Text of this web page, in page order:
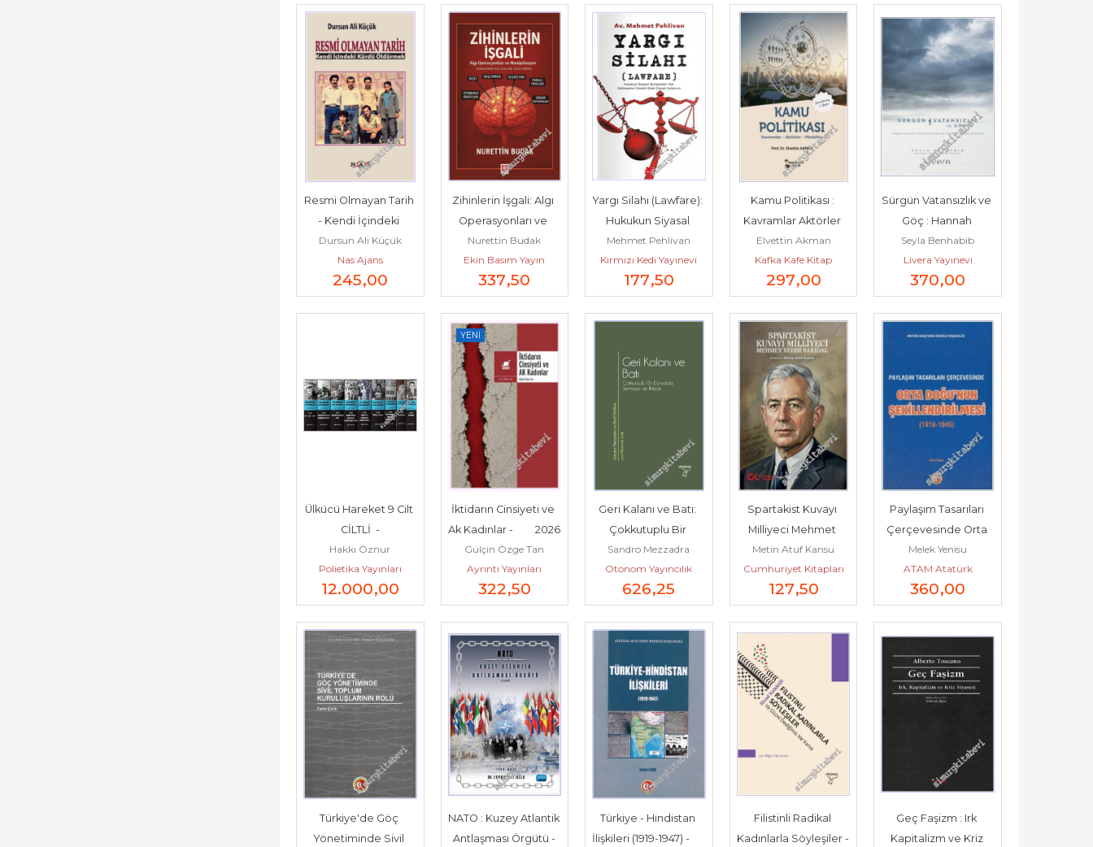
Resmi Olmayan Tarih
- Kendi İçindeki
Kürdü Öldürmek -
Dursun Ali Küçük
Nas Ajans
245,00
Zihinlerin İşgali: Algı
Operasyonları ve
Manipülasyon -
2026
Nurettin Budak
Ekin Basım Yayın
337,50
Yargı Silahı (Lawfare):
Hukukun Siyasal
Muhalefetin Yok
Edilmesine...
Mehmet Pehlivan
Kırmızı Kedi Yayınevi
177,50
Kamu Politikası :
Kavramlar Aktörler
Modeller -        2026
Elvettin Akman
Kafka Kafe Kitap
Yayınları
297,00
Sürgün Vatansızlık ve
Göç : Hannah
Arendt'ten Isaiah
Berlin'e Tarihle...
Seyla Benhabib
Livera Yayınevi
370,00
Ülkücü Hareket 9 Cilt
CİLTLİ  -
Hakkı Öznur
Polietika Yayınları
12.000,00
YENI
İktidarın Cinsiyeti ve
Ak Kadınlar -         2026
Gülçin Özge Tan
Ayrıntı Yayınları
322,50
Geri Kalanı ve Batı:
Çokkutuplu Bir
Dünyada Sermaye
ve İktidar -
Sandro Mezzadra
Otonom Yayıncılık
626,25
Spartakist Kuvayı
Milliyeci Mehmet
Vehbi Sarıdal -
Metin Atuf Kansu
Cumhuriyet Kitapları
127,50
Paylaşım Tasarıları
Çerçevesinde Orta
Doğu'nun
Şekillenmesi (1918 -...
Melek Yenisu
ATAM Atatürk
Araştırma Merkezi
360,00
Türkiye'de Göç
Yönetiminde Sivil
NATO : Kuzey Atlantik
Antlaşması Örgütü -
Türkiye - Hindistan
İlişkileri (1919-1947) -
Filistinli Radikal
Kadınlarla Söyleşiler -
Geç Faşizm : Irk
Kapitalizm ve Kriz